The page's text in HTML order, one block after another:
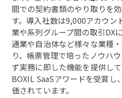
間での契約書類のやり取りを
す。導入社数は9,000アカウン
業や系列グループ間の取引DX
通業や自治体など様々な業種
り、帳票管理で培ったノウハ
ず実務に即した機能を提供し
BOXIL SaaSアワードを受賞し
価されています。